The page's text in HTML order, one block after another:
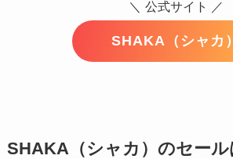
＼ 公式サイト ／
SHAKA（シャカ）
SHAKA（シャカ）のセール